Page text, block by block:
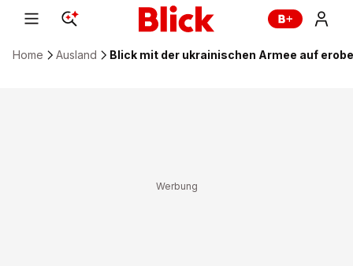
Home Ausland Blick mit der ukrainischen Armee auf